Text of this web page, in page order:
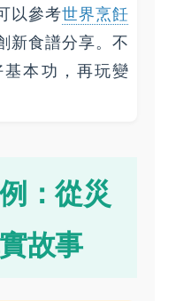
以參考世界烹飪
新食譜分享。不
本功，再玩變
：從災
故事